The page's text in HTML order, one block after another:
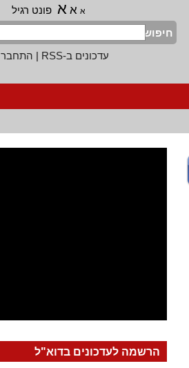
א א א פונט רגיל
חיפוש
עדכונים ב-RSS
| התחבר
הרשמה לעדכונים בדוא"ל